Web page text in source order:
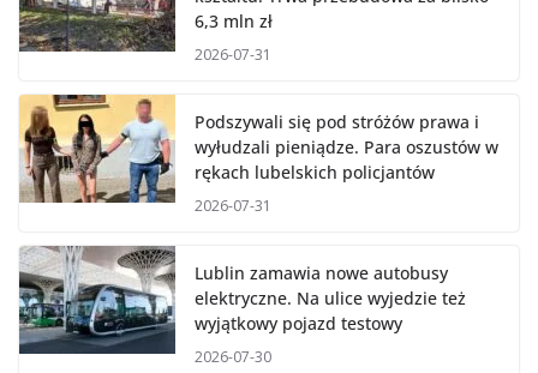
6,3 mln zł
2026-07-31
Podszywali się pod stróżów prawa i
wyłudzali pieniądze. Para oszustów w
rękach lubelskich policjantów
2026-07-31
Lublin zamawia nowe autobusy
elektryczne. Na ulice wyjedzie też
wyjątkowy pojazd testowy
2026-07-30